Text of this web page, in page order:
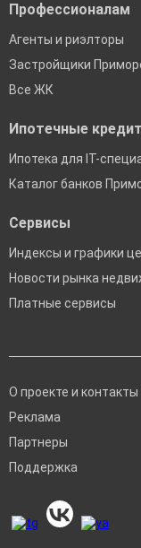
Профессионалам
Агенты и риэлторы
Застройщики
Все ЖК
Ипотечные
Ипотека для IT-
Каталог банков
Сервисы
Индексы и графики
Новости рынка
Платные сервисы
О проекте и контакты
Реклама
Партнеры
Поддержка